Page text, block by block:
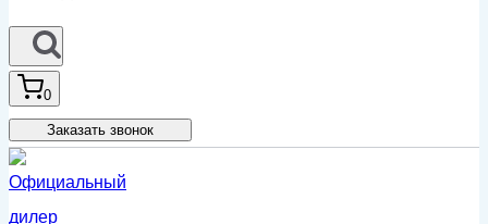
0
Заказать звонок